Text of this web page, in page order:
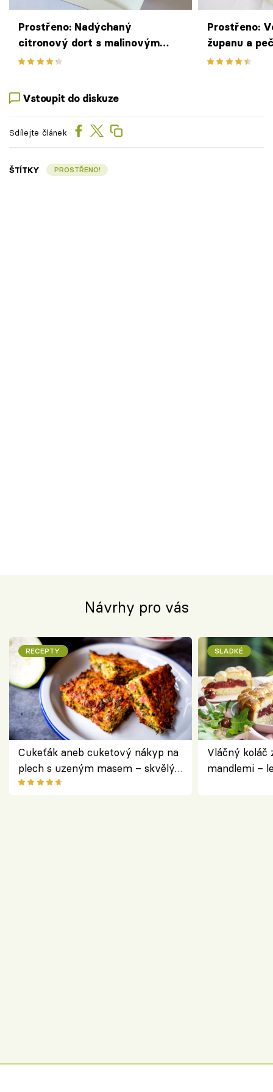
Prostřeno: Nadýchaný
citronový dort s malinovým
pyré
Prostřeno:
županu a
Vstoupit do diskuze
Sdílejte článek
ŠTÍTKY PROSTŘENO!
Návrhy pro vás
RECEPTY
Cukeťák aneb cuketový nákyp na
plech s uzeným masem – skvělý
způsob, jak zpracovat přerostlé
SLADKÉ
Vláčný koláč
mandlemi –